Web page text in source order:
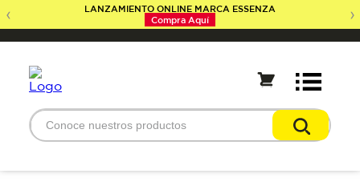
‹
LANZAMIENTO ONLINE MARCA ESSENZA
Compra Aquí
›
Conoce nuestros productos
Términos Más Buscados